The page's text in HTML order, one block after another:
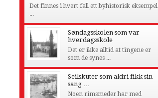
Det finnes i hvert fall ett byhistorisk eksempel
...
Søndagsskolen som var
hverdagsskole
Det er ikke alltid at tingene er
som de synes ...
Seilskuter som aldri fikk sin
sang …
Noen rimsmeder har med